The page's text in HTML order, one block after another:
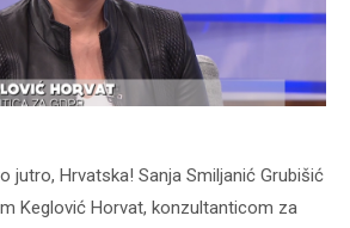
jutro, Hrvatska! Sanja Smiljanić Grubišić
Keglović Horvat, konzultanticom za